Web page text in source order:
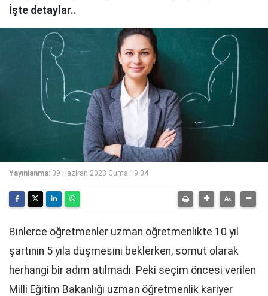
İşte detaylar..
Yayınlanma: 09 Haziran 2023 Cuma 19:04
Binlerce öğretmenler uzman öğretmenlikte 10 yıl
şartının 5 yıla düşmesini beklerken, somut olarak
herhangi bir adım atılmadı. Peki seçim öncesi verilen
Milli Eğitim Bakanlığı uzman öğretmenlik kariyer